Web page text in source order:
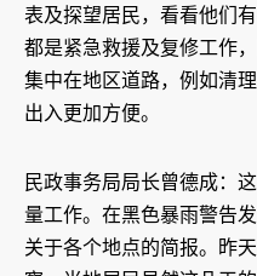
表及探望居民，看看他们
都是紧急救援及复修工作
集中在地区道路，例如清
出入更加方便。
民政事务局局长曾德成：
量工作。在黑色暴雨警告
关于各个地点的简报。昨